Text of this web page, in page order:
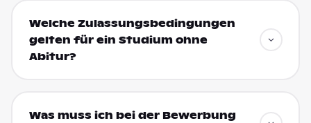
Welche Zulassungsbedingungen
gelten für ein Studium ohne
Abitur?
Was muss ich bei der Bewerbung